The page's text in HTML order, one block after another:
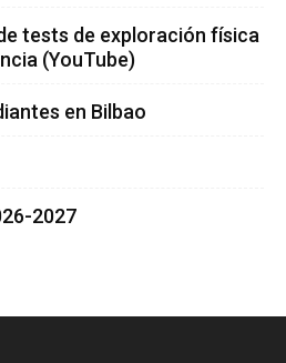
tests de exploración física
(YouTube)
en Bilbao
2027